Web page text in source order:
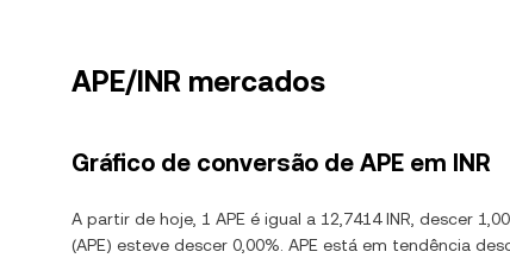
APE/INR mercados
Gráfico de conversão de APE em INR
A partir de hoje, 1 APE é igual a 12,7414 INR, descer
(APE) esteve descer 0,00%. APE está em tendência